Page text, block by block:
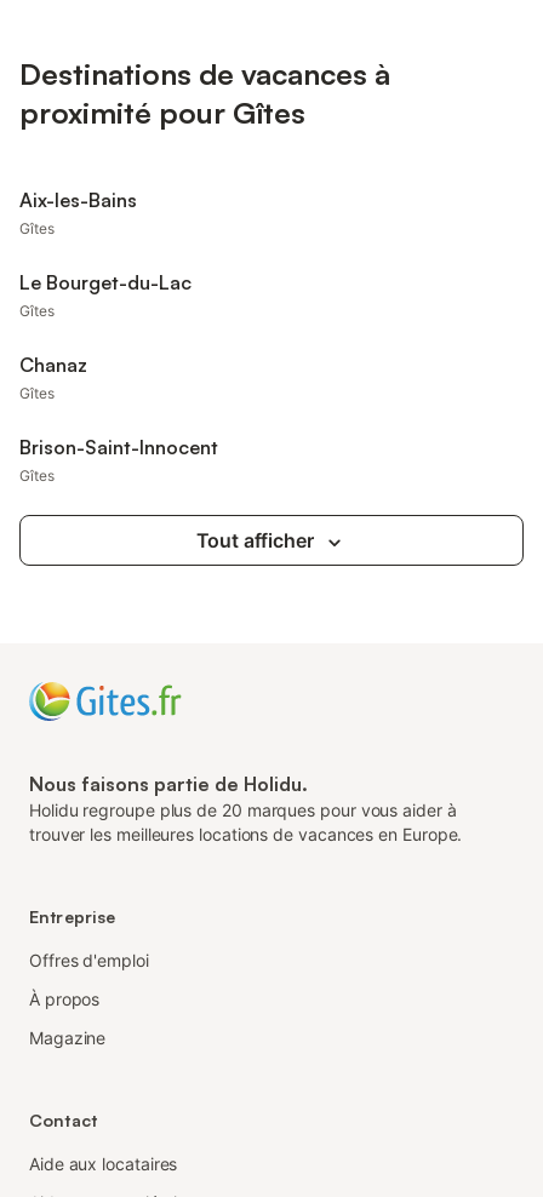
Destinations de vacances à
proximité pour Gîtes
Aix-les-Bains
Gîtes
Le Bourget-du-Lac
Gîtes
Chanaz
Gîtes
Brison-Saint-Innocent
Gîtes
Tout afficher
Nous faisons partie de Holidu.
Holidu regroupe plus de 20 marques pour vous aider à
trouver les meilleures locations de vacances en Europe.
Entreprise
Offres d'emploi
À propos
Magazine
Contact
Aide aux locataires